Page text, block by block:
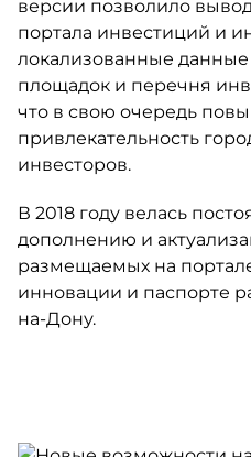
версии позволило
портала инвестиций и
локализованные
площадок и перечня
что в свою очередь
привлекательность
инвесторов.
В 2018 году велась
дополнению и
размещаемых на
инновации и паспорте
на-Дону.